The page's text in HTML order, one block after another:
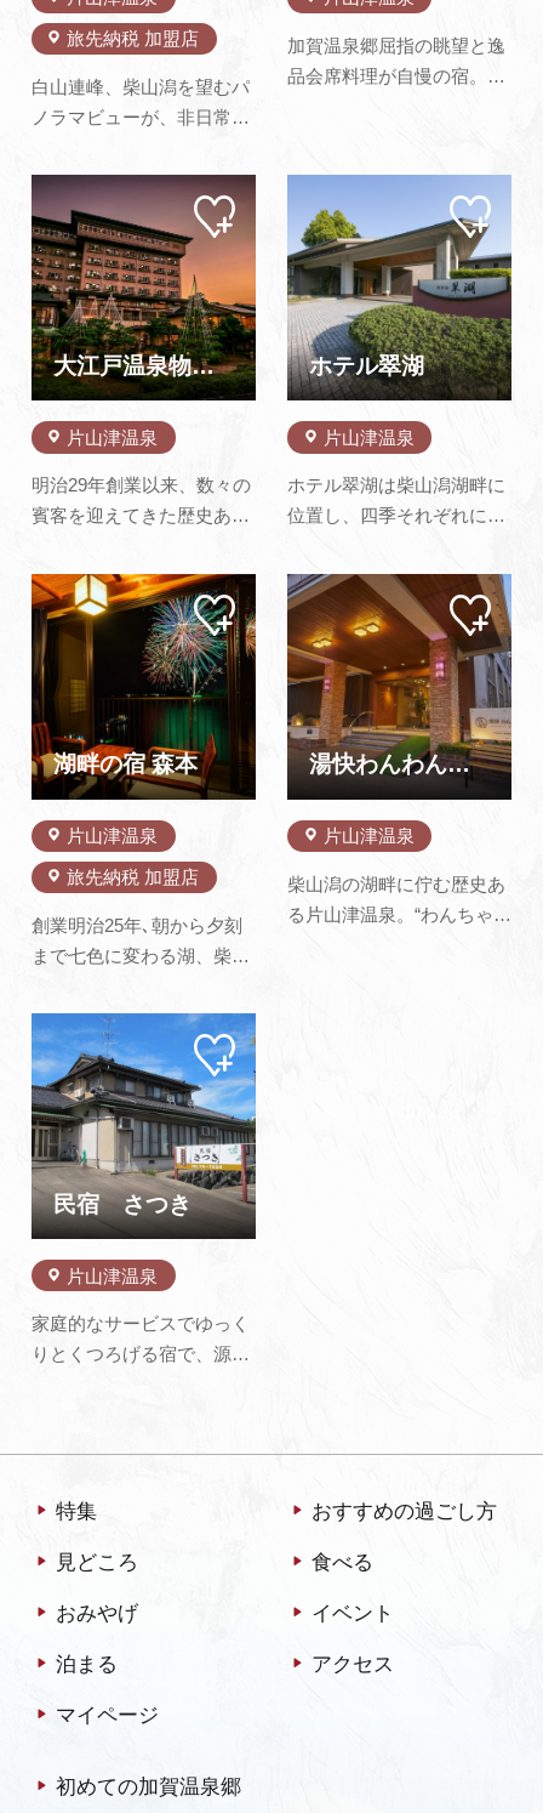
旅先納税 加盟店
白山連峰、柴山潟を望むパ
ノラマビューが、非日常の
ホテルアローレ。約1万坪
の庭園、池のほとりに佇む
チャペル、客室からの眺望
とゆとりの空間、屋内プー
ルなど充実したアクティビ
ティ施設やエステサロン。
旬の食材をふんだんに使用
したアロ…
加賀温泉郷屈指の眺望と逸
品会席料理が自慢の宿。全
事処でのご用意になりま
す。料理長が厳選した魚介
類をはじめ、山海の幸をふ
んだんに使用した会席料理
をお召し上がり頂けます。
露天風呂か…
大江戸温泉物語 わんわんリゾート 矢田屋松濤園
片山津温泉
明治29年創業以来、数々の
賓客を迎えてきた歴史ある
継ぐわんちゃん専用旅館で
す。全室にわんちゃん用の
エアウィーヴマットレスを
ご用意しており、露天風呂
付きのお部屋ではご一緒に
露天風呂をお楽しみいただ
けます。お食事の時間もも
ちろん一…
マイ
ペー
ジに
追加
ホテル翠湖
片山津温泉
ホテル翠湖は柴山潟湖畔に
位置し、四季それぞれに彩
に映しています。良質な泉
質に恵まれた温泉と季節の
素材を活かした会席料理、
ゆったりとしたお部屋は全
室レイクビューとなってい
ます。どうぞそのすべてを
心ゆくまでご満喫くださ
マイ
ペー
ジに
追加
湖畔の宿 森本
片山津温泉
旅先納税 加盟店
創業明治25年､朝から夕刻
まで七色に変わる湖、柴山
謳われる霊峰白山。淡い色
をたたえる水面には四季
折々の彩りあざやかに訪れ
る人の心をゆっくりとゆる
ませてきました。古きを守
り現代のお客様にとって快
適な滞在を大切にしたおも
てなしで、…
マイ
ペー
ジに
追加
湯快わんわんリゾート片山津（閉館）
片山津温泉
柴山潟の湖畔に佇む歴史あ
る片山津温泉。“わんちゃん
マイ
ペー
ジに
追加
民宿 さつき
片山津温泉
家庭的なサービスでゆっく
りとくつろげる宿で、源平
しても最適。 尼御前、片野
で、柴山潟ではボート遊び
す。 ゴル…
マイ
ペー
ジに
追加
特集 おすすめの過ごし方
見どころ 食べる
おみやげ イベント
泊まる アクセス
マイページ
初めての加賀温泉郷